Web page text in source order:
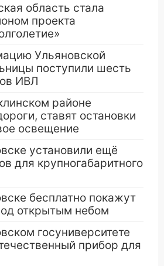
область стала
проекта
Ульяновской
поступили шесть
ИВЛ
районе
ставят остановки
освещение
установили ещё
для крупногабаритного
бесплатно покажут
открытым небом
госуниверситете
прибор для